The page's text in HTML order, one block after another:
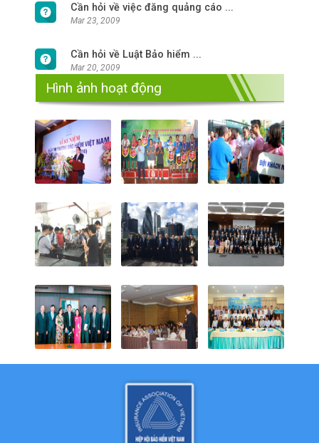
Cần hỏi về việc đăng quảng cáo ...
Mar 23, 2009
Cần hỏi về Luật Bảo hiểm ...
Mar 20, 2009
Hình ảnh hoạt động